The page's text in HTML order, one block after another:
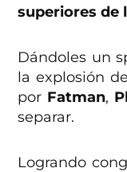
superiores de
Dándoles un
la explosión
por Fatman,
separar.
Logrando